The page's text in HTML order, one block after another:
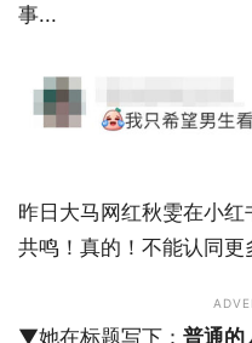
事...
昨日大马网红秋雯在小
共鸣！真的！不能认同更
▼她在标题写下： 普通的